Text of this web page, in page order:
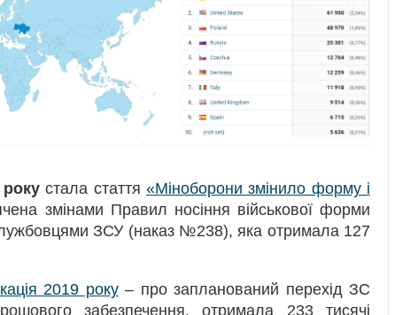
стала стаття «Міноборони змінило форму і
змінами Правил носіння військової форми
ЗСУ (наказ №238), яка отримала 127
2019 року– про запланований перехід ЗС
забезпечення, отримала 233 тисячі